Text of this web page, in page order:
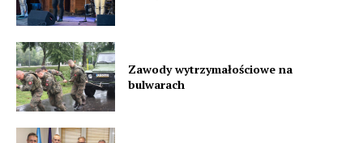
Zawody wytrzymałościowe na
bulwarach